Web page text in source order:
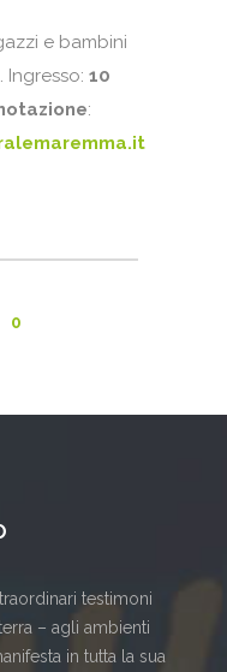
e bambini
. Ingresso: 10
:
0
testimoni
– agli ambienti
in tutta la sua